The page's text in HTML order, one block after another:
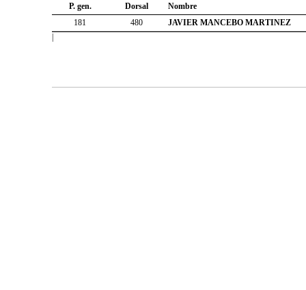
P. gen. Dorsal
Nombre
181
480
JAVIER MANCEBO MARTINEZ
|